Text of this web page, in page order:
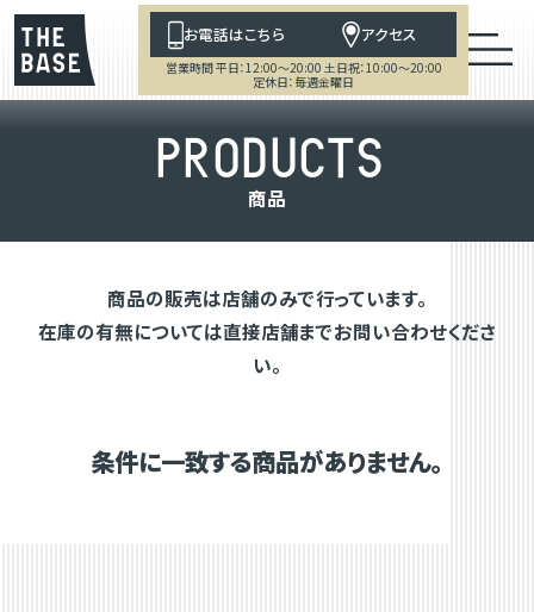
お電話はこちら アクセス
営業時間 平日：12:00～20:00 土日祝：10:00～20:00
定休日：毎週金曜日
PRODUCTS
商品
商品の販売は店舗のみで行っています。
在庫の有無については直接店舗までお問い合わせくださ
い。
条件に一致する商品がありません。